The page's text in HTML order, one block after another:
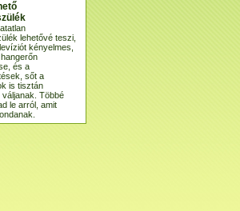
lehetővé teszi,
kényelmes,
és a
sőt a
is tisztán
váljanak. Többé
le arról, amit